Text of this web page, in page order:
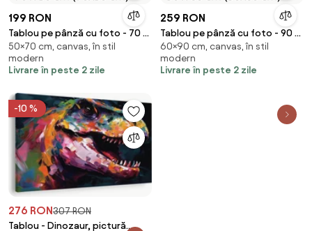
199 RON
Tablou pe pânză cu foto - 70 x
50 cm (70x50 cm)
50×70 cm, canvas, în stil
modern
Livrare în peste 2 zile
259 RON
Tablou pe pânză cu foto - 90 x
60 cm (90x60 cm)
60×90 cm, canvas, în stil
modern
Livrare în peste 2 zile
-10 %
276 RON307 RON
Tablou - Dinozaur, pictură